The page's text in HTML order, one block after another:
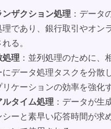
ンザクション処理 ：データ
理であり、銀行取引やオン
る。
処理 ：並列処理のために、
にデータ処理タスクを分散
リケーションの効率を強化
ルタイム処理 ：データが生
シーと素早い応答時間が求